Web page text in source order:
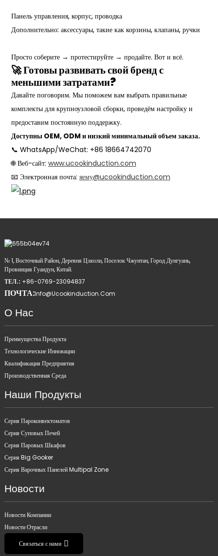
Панель управления, корпус, проводка
Дополнительно: аксессуары, такие как корзины, клапаны, ручки
Просто соберите → протестируйте → продайте. Вот и всё.
🚀 Готовы развивать свой бренд с
меньшими затратами?
Давайте поговорим. Мы поможем вам выбрать правильные
комплекты для крупноузловой сборки, проведём настройку и
предоставим постоянную поддержку.
Доступны OEM, ODM и низкий минимальный объем заказа.
📞 WhatsApp/WeChat: +86 18664742070
🌐 Веб-сайт: www.ucookinduction.com
📧 Электронная почта: яему@ucookinduction.com
№ 1, Восточный Район, Деревня Цзяоли, Поселок Чжунтан, Город Дунгуань,
Провинция Гуандун, Китай.
ТЕЛ.: +86-0769-23094837
ПОЧТА:Info@ucookinduction.com
О Нас
Преимущества Продукта
Технологические Инновации
Квалификация Предприятия
Производственная Среда
Наши Продукты
Серия Пароконвектоматов
Серия Суповых Печей
Серия Паровых Шкафов
Серия Big Gooker
Серия Варочных Панелей Multipal Zone
Новости
Новости Компании
Новости Отрасли
Связаться с нами